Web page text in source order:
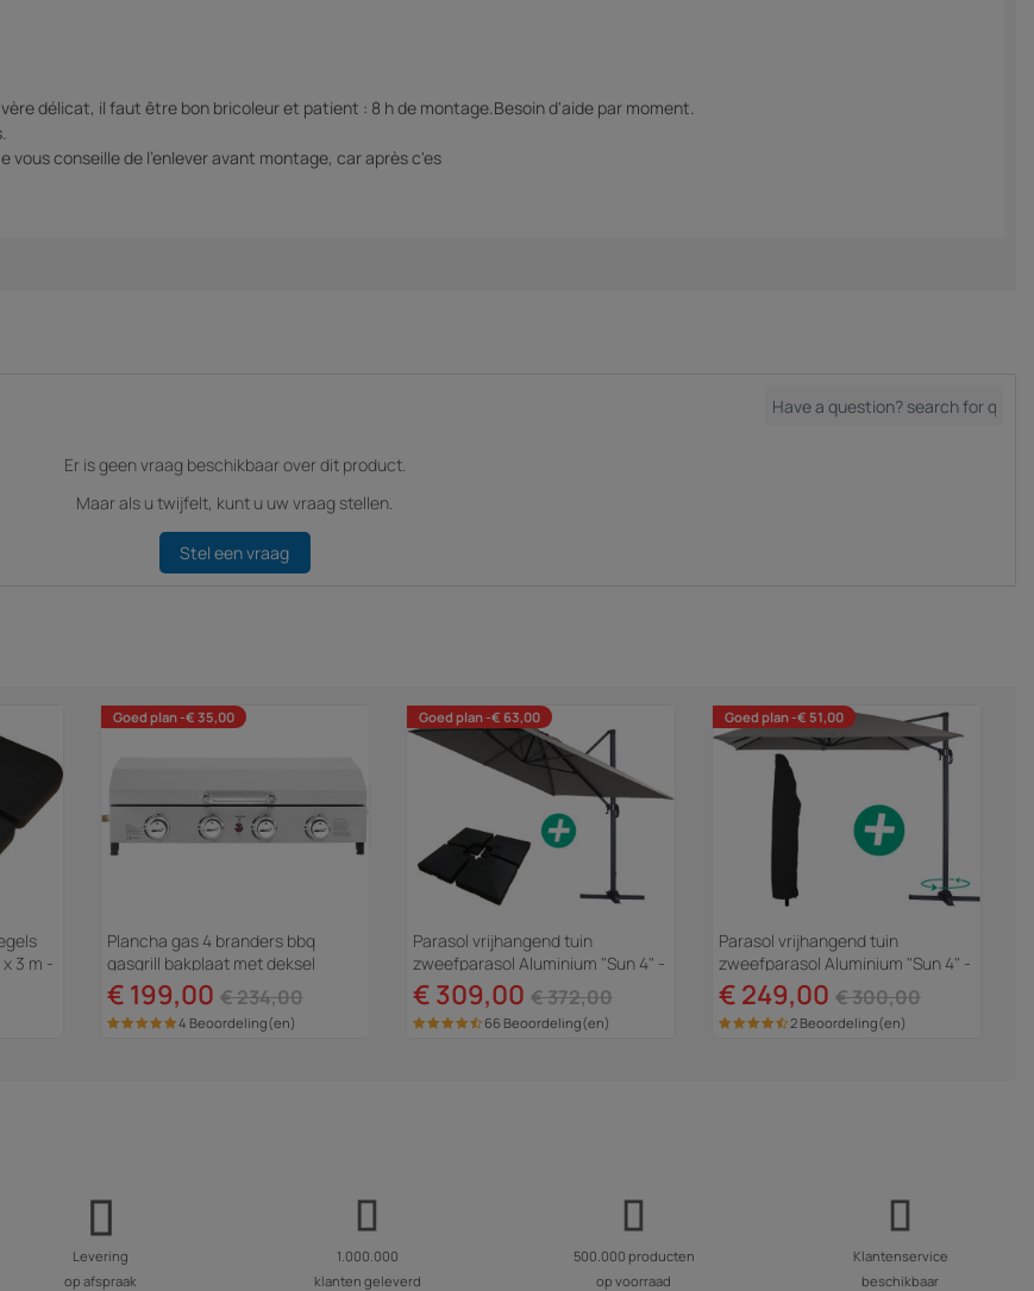
délicat, il faut être bon bricoleur et patient : 8 h de montage.Besoin d'aide par moment.
conseille de l'enlever avant montage, car après c'es
Er is geen vraag beschikbaar over dit product.
Maar als u twijfelt, kunt u uw vraag stellen.
Stel een vraag
3 m -
Goed plan -€ 35,00
Plancha gas 4 branders bbq
gasgrill bakplaat met deksel
"Fasto" - 10 kW - Grijs
€ 199,00 € 234,00
4 Beoordeling(en)
Goed plan -€ 63,00
Parasol vrijhangend tuin
zweefparasol Aluminium "Sun 4" -
Rechthoekig - 3 x 4 m - Grijs -...
€ 309,00 € 372,00
66 Beoordeling(en)
Goed plan -€ 51,00
Parasol vrijhangend tuin
zweefparasol Aluminium "Sun 4" -
Rechthoekig - 3 x 4 m +
beschermhoes -...
€ 249,00 € 300,00
2 Beoordeling(en)
Levering
op afspraak
1.000.000
klanten geleverd
500.000 producten
op voorraad
Klantenservice
beschikbaar